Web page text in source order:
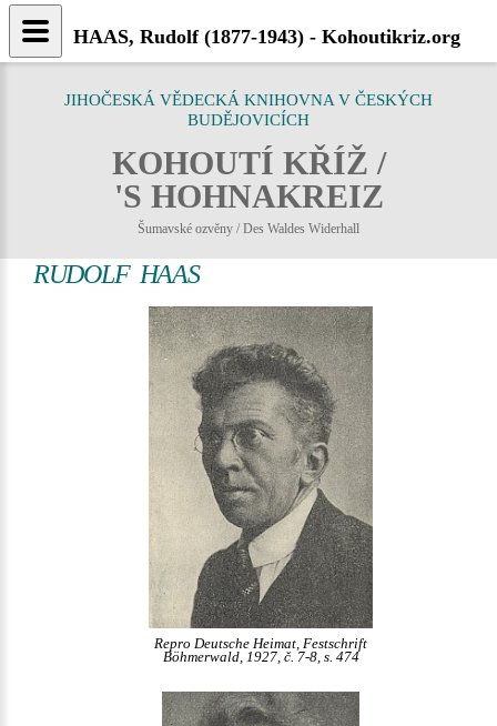
JIHOČESKÁ VĚDECKÁ KNIHOVNA V ČESKÝCH
BUDĚJOVICÍCH
KOHOUTÍ KŘÍŽ /
'S HOHNAKREIZ
Šumavské ozvěny / Des Waldes Widerhall
RUDOLF HAAS
Repro Deutsche Heimat, Festschrift
Böhmerwald, 1927, č. 7-8, s. 474
HAAS, Rudolf (1877-1943) - Kohoutikriz.org